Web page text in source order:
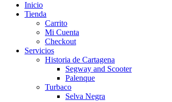
Inicio
Tienda
Carrito
Mi Cuenta
Checkout
Servicios
Historia de Cartagena
Segway and Scooter
Palenque
Turbaco
Selva Negra